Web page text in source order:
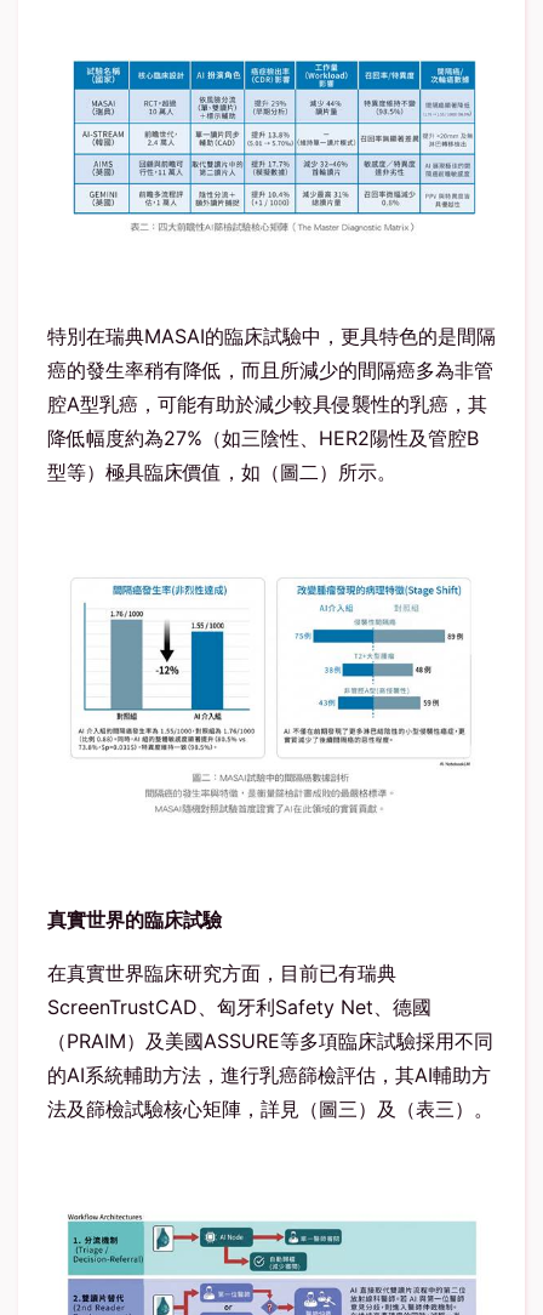
特別在瑞典MASAI的臨床試驗中，更具特色的是間隔
癌的發生率稍有降低，而且所減少的間隔癌多為非管
腔A型乳癌，可能有助於減少較具侵襲性的乳癌，其
降低幅度約為27% （如三陰性、 HER2陽性及管腔B
型等）極具臨床價值，如（圖二）所示。
真實世界的臨床試驗
在真實世界臨床研究方面，目前已有瑞典
ScreenTrustCAD 、匈牙利Safety Net 、德國
（PRAIM）及美國ASSURE等多項臨床試驗採用不同
的AI系統輔助方法，進行乳癌篩檢評估，其AI輔助方
法及篩檢試驗核心矩陣，詳見（圖三）及（表三）。